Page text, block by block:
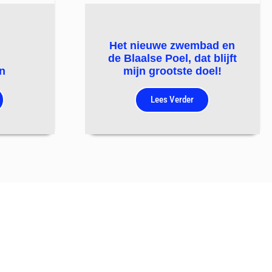
Het nieuwe zwembad en
de Blaalse Poel, dat blijft
mijn grootste doel!
Lees Verder